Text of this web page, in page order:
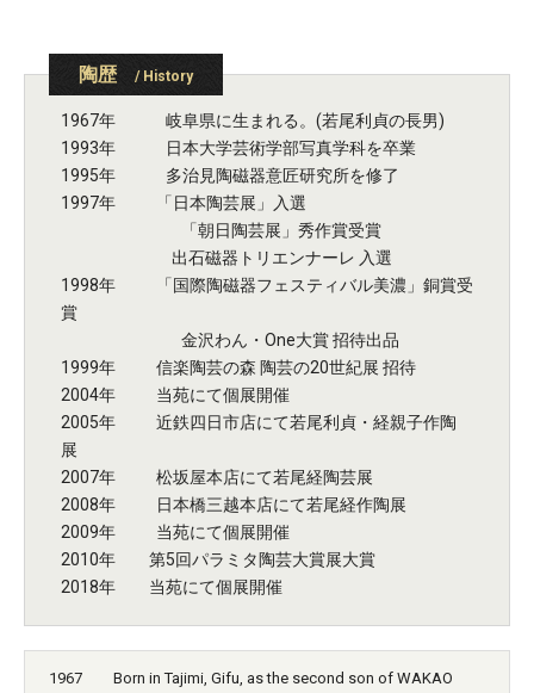
陶歴 / History
1967年 岐阜県に生まれる。(若尾利貞の長男)
1993年 日本大学芸術学部写真学科を卒業
1995年 多治見陶磁器意匠研究所を修了
1997年 「日本陶芸展」入選
「朝日陶芸展」秀作賞受賞
出石磁器トリエンナーレ 入選
1998年 「国際陶磁器フェスティバル美濃」銅賞受
賞
金沢わん・One大賞 招待出品
1999年 信楽陶芸の森 陶芸の20世紀展 招待
2004年 当苑にて個展開催
2005年 近鉄四日市店にて若尾利貞・経親子作陶
展
2007年 松坂屋本店にて若尾経陶芸展
2008年 日本橋三越本店にて若尾経作陶展
2009年 当苑にて個展開催
2010年 第5回パラミタ陶芸大賞展大賞
2018年 当苑にて個展開催
1967 Born in Tajimi, Gifu, as the second son of WAKAO